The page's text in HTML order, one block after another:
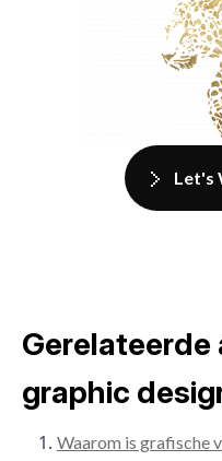
Let's
Gerelateerde
graphic
Waarom is grafische